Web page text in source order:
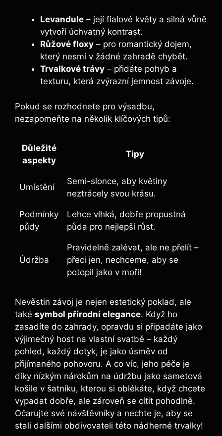
Levandule – její fialové květy a silná vůně
vytvoří úchvatný kontrast.
Růžové floxy – pro romantický dojem,
který nesmí v žádné zahradě chybět.
Trvalkové trávy – přidáte pohyb a
texturu, která zvýrazní jemnost závoje.
Pokud se rozhodnete pro výsadbu,
nezapomeňte na několik klíčových tipů:
Důležité
aspekty
Tipy
Umístění
Semi-slonce, aby květiny
neztrácely svou krásu.
Podmínky
půdy
Lehce vlhká, dobře propustná
půda pro nejlepší růst.
Údržba
Pravidelně zalévat, ale ne přelít –
přeci jen, nechceme, aby se
potopil jako v moři!
Nevěstin závoj je nejen estetický poklad, ale
také symbol přírodní elegance. Když ho
zasadíte do zahrady, opravdu si připadáte jako
výjimečný host na vlastní svatbě – každý
pohled, každý dotyk, je jako úsměv od
přijímaného pohovoru. A co víc, jeho péče je
díky nízkým nárokům na údržbu jako sametová
košile v šatníku, kterou si oblékáte, když chcete
vypadat dobře, ale zároveň se cítit pohodlně.
Očarujte své návštěvníky a nechte je, aby se
stali dalšími obdivovateli této nádherné trvalky!